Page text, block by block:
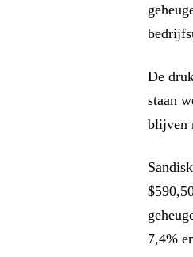
De
staan
blijven
7,4%